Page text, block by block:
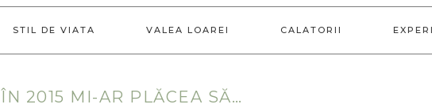
STIL DE VIATA VALEA LOAREI CALATORII
ÎN 2015 MI-AR PLĂCEA SĂ…